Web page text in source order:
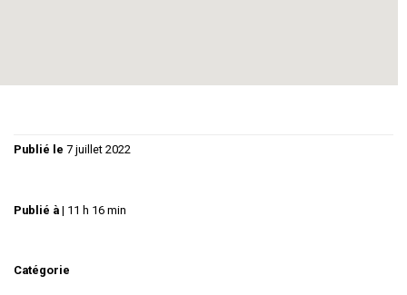
Publié le 7 juillet 2022
Publié à | 11 h 16 min
Catégorie